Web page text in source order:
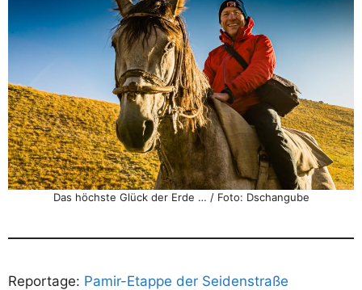
Das höchste Glück der Erde … / Foto: Dschangube
Reportage: Pamir-Etappe der Seidenstraße